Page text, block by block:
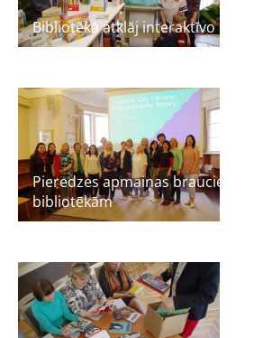
Bibliotēkā atklāj interaktīvo spēli
Pieredzes apmaiņas brauciens uz
bibliotēkām